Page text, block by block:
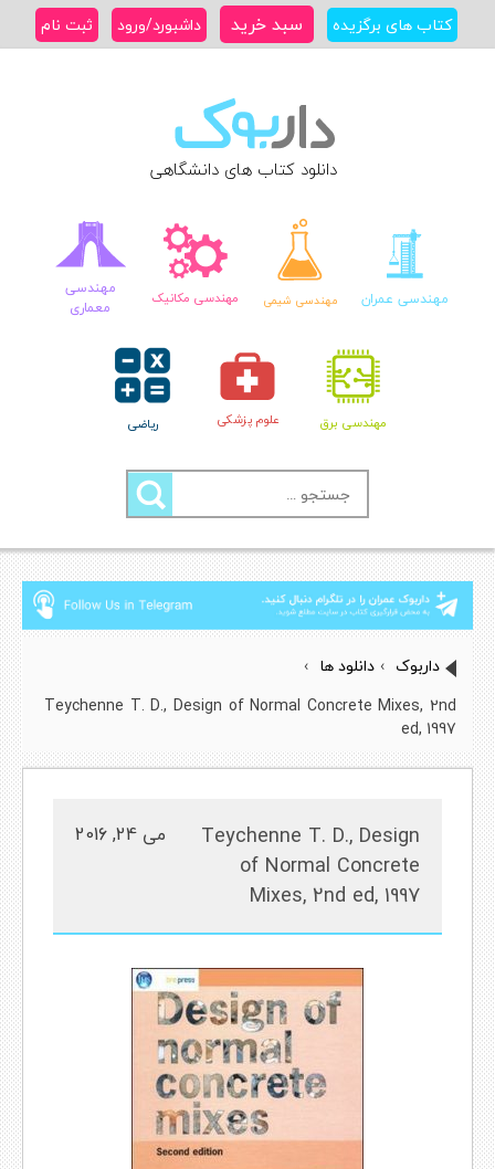
کتاب های برگزیده سبد خرید داشبورد/ورود ثبت نام
دانلود کتاب های دانشگاهی
مهندسی عمران مهندسی شیمی مهندسی مکانیک
مهندسی
معماری
مهندسی برق علوم پزشکی ریاضی
جستجو
برای:
داربوک › دانلود ها ›
Teychenne T. D., Design of Normal Concrete Mixes, 2nd
ed, 1997
Teychenne T. D., Design
of Normal Concrete
Mixes, 2nd ed, 1997
می 24, 2016